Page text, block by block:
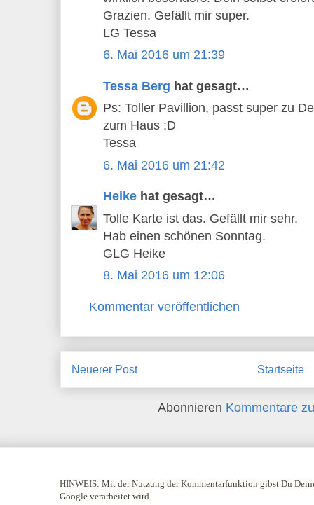
Grazien. Gefällt mir super.
LG Tessa
6. Mai 2016 um 21:39
Tessa Berg hat gesagt…
Ps: Toller Pavillion, passt super zu
zum Haus :D
Tessa
6. Mai 2016 um 21:42
Heike hat gesagt…
Tolle Karte ist das. Gefällt mir sehr.
Hab einen schönen Sonntag.
GLG Heike
8. Mai 2016 um 12:06
Kommentar veröffentlichen
Neuerer Post Startseite
Abonnieren Kommentare
HINWEIS: Mit der Nutzung der Kommentarfunktion gibst Du
Google verarbeitet wird.